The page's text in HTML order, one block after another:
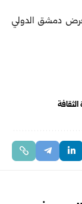
الثقافة